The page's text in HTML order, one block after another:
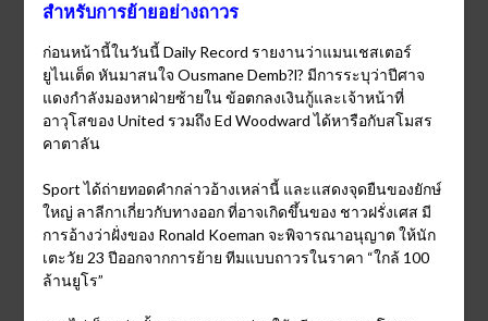
สำหรับการย้ายอย่างถาวร
ก่อนหน้านี้ในวันนี้ Daily Record รายงานว่าแมนเชสเตอร์
ยูไนเต็ด หันมาสนใจ Ousmane Demb?l? มีการระบุว่าปีศาจ
แดงกำลังมองหาฝ่ายซ้ายใน ข้อตกลงเงินกู้และเจ้าหน้าที่
อาวุโสของ United รวมถึง Ed Woodward ได้หารือกับสโมสร
คาตาลัน
Sport ได้ถ่ายทอดคำกล่าวอ้างเหล่านี้ และแสดงจุดยืนของยักษ์
ใหญ่ ลาลีกาเกี่ยวกับทางออก ที่อาจเกิดขึ้นของ ชาวฝรั่งเศส มี
การอ้างว่าฝั่งของ Ronald Koeman จะพิจารณาอนุญาต ให้นัก
เตะวัย 23 ปีออกจากการย้าย ทีมแบบถาวรในราคา “ใกล้ 100
ล้านยูโร”